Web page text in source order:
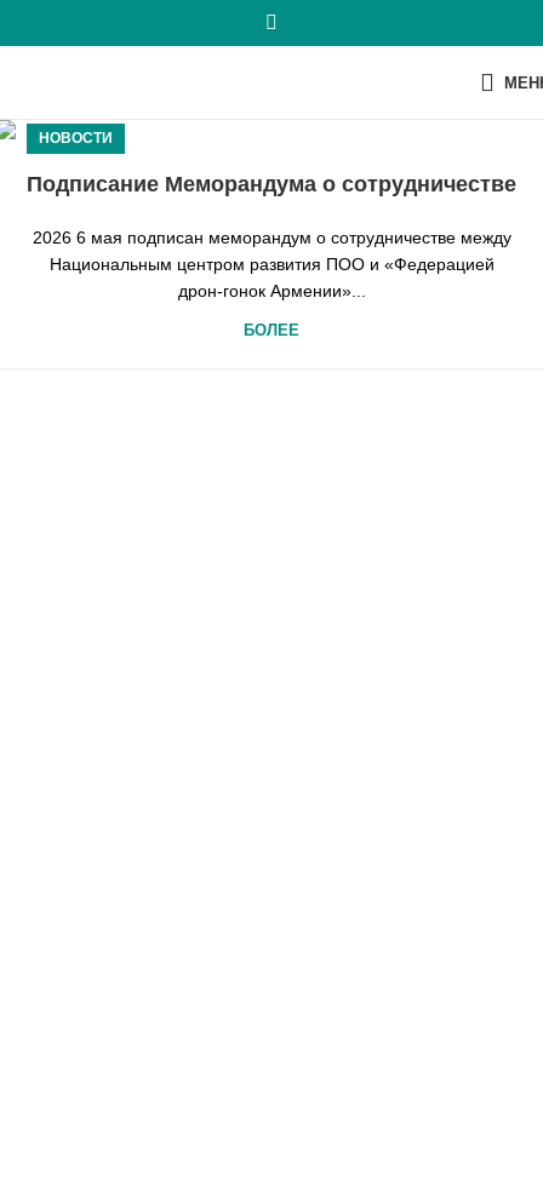
НОВОСТИ
Подписание Меморандума о сотрудничестве
2026 6 мая подписан меморандум о сотрудничестве между
Национальным центром развития ПОО и «Федерацией
дрон-гонок Армении»...
БОЛЕЕ